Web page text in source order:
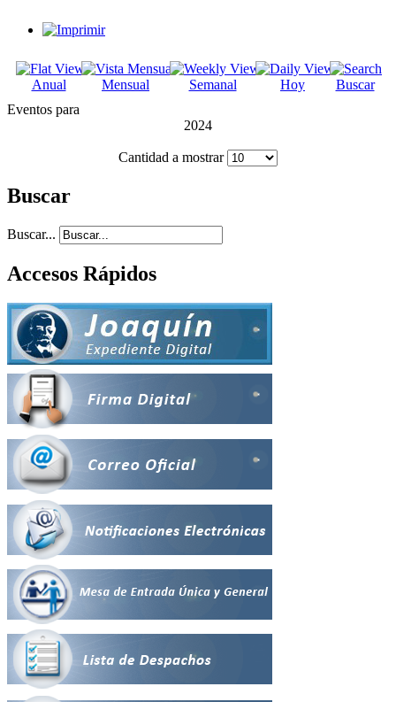
Anual Mensual Semanal Hoy
Buscar
Eventos para
2024
Cantidad a mostrar
Buscar
Buscar...
Accesos Rápidos